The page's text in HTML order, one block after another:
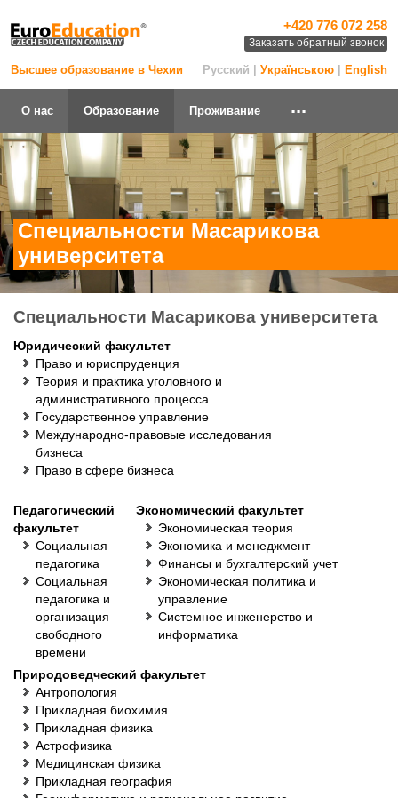
Высшее образование в Чехии
+420 776 072 258
Заказать обратный звонок
Русский | Українською English
О нас Образование Проживание ...
Специальности Масарикова
университета
Специальности Масарикова университета
Юридический факультет
Право и юриспруденция
Теория и практика уголовного и
административного процесса
Государственное управление
Международно-правовые исследования
бизнеса
Право в сфере бизнеса
Экономический факультет
Экономическая теория
Экономика и менеджмент
Финансы и бухгалтерский учет
Экономическая политика и
управление
Системное инженерство и
информатика
Природоведческий факультет
Антропология
Прикладная биохимия
Прикладная физика
Астрофизика
Медицинская физика
Прикладная география
Педагогический
факультет
Социальная
педагогика
Социальная
педагогика и
организация
свободного
времени